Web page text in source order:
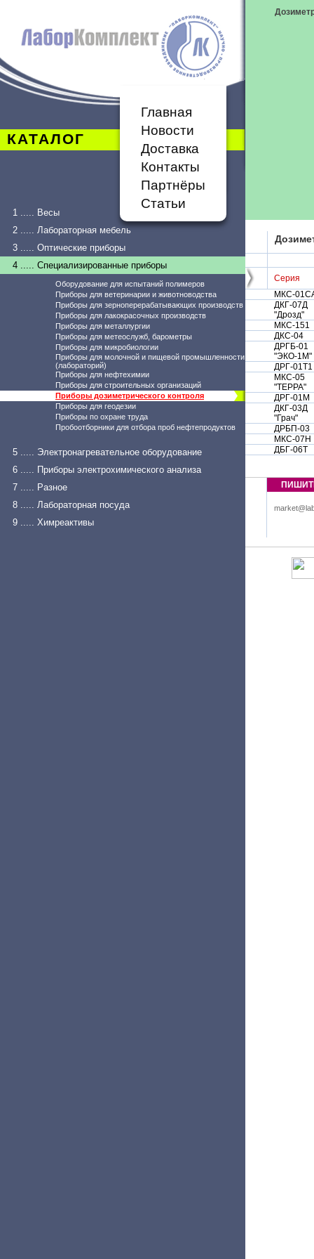
КАТАЛОГ
Главная
Новости
Доставка
Контакты
Партнёры
Статьи
1 ..... Весы
2 ..... Лабораторная мебель
3 ..... Оптические приборы
4 ..... Специализированные приборы
Оборудование для испытаний полимеров
Приборы для ветеринарии и животноводства
Приборы для зерноперерабатывающих производств
Приборы для лакокрасочных производств
Приборы для металлургии
Приборы для метеослужб, барометры
Приборы для микробиологии
Приборы для молочной и пищевой промышленности
(лабораторий)
Приборы для нефтехимии
Приборы для строительных организаций
Приборы дозиметрического контроля
Приборы для геодезии
Приборы по охране труда
Пробоотборники для отбора проб нефтепродуктов
5 ..... Электронагревательное оборудование
6 ..... Приборы электрохимического анализа
7 ..... Разное
8 ..... Лабораторная посуда
9 ..... Химреактивы
Серия
МКС-
ДКГ-07Д
"Дрозд"
МКС-151
ДКС-04
ДРГБ-01
"ЭКО-1М"
ДРГ-01Т1
МКС-05
"ТЕРРА"
ДРГ-01М
ДКГ-03Д
"Грач"
ДРБП-03
МКС-07Н
ДБГ-06Т